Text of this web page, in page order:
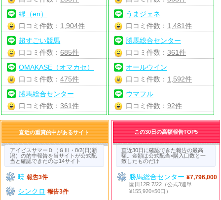
縁（en）
口コミ件数： 1,904件
超すごい競馬
口コミ件数：685件
OMAKASE（オマカセ）
口コミ件数：475件
勝馬総合センター
口コミ件数：361件
うまジェネ
口コミ件数： 1,481件
勝馬総合センター
口コミ件数： 361件
オールウイン
口コミ件数： 1,592件
ウマフル
口コミ件数： 92件
直近の重賞的中があるサイト
アイビスサマーＤ（ＧⅢ・8/2(日)新
潟）の的中報告を当サイトが公式配
当と確認できたのは14サイト
暁 報告3件
シンクロ 報告3件
この30日の高額報告TOP5
直近30日に確認できた報告の最高
額。金額は公式配当×購入口数と一
致したものだけ
勝馬総合センター ¥7,796,000
園田12R 7/22（公式3連単
¥155,920×50口）